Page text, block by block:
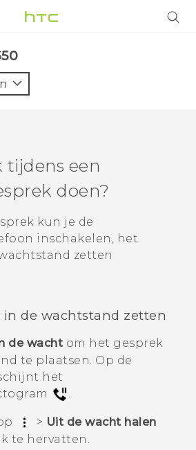
accessoires
tijdens een
doen?
kun je de
inschakelen, het
zetten
in de wachtstand zetten
de wacht om het gesprek
te plaatsen. Op de
het
.
> Uit de wacht halen
te hervatten.